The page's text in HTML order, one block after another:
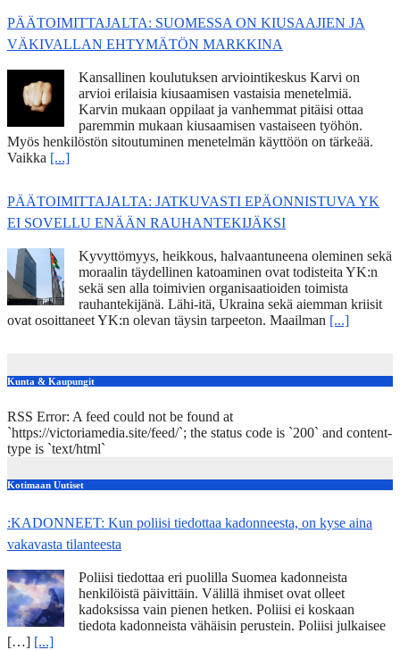
PÄÄTOIMITTAJALTA: SUOMESSA ON KIUSAAJIEN JA
VÄKIVALLAN EHTYMÄTÖN MARKKINA
Kansallinen koulutuksen arviointikeskus Karvi on
arvioi erilaisia kiusaamisen vastaisia menetelmiä.
Karvin mukaan oppilaat ja vanhemmat pitäisi ottaa
paremmin mukaan kiusaamisen vastaiseen työhön.
Myös henkilöstön sitoutuminen menetelmän käyttöön on tärkeää.
Vaikka [...]
PÄÄTOIMITTAJALTA: JATKUVASTI EPÄONNISTUVA YK
EI SOVELLU ENÄÄN RAUHANTEKIJÄKSI
Kyvyttömyys, heikkous, halvaantuneena oleminen sekä
moraalin täydellinen katoaminen ovat todisteita YK:n
sekä sen alla toimivien organisaatioiden toimista
rauhantekijänä. Lähi-itä, Ukraina sekä aiemman kriisit
ovat osoittaneet YK:n olevan täysin tarpeeton. Maailman [...]
Kunta & Kaupungit
RSS Error: A feed could not be found at
`https://victoriamedia.site/feed/`; the status code is `200` and content-
type is `text/html`
Kotimaan Uutiset
:KADONNEET: Kun poliisi tiedottaa kadonneesta, on kyse aina
vakavasta tilanteesta
Poliisi tiedottaa eri puolilla Suomea kadonneista
henkilöistä päivittäin. Välillä ihmiset ovat olleet
kadoksissa vain pienen hetken. Poliisi ei koskaan
tiedota kadonneista vähäisin perustein. Poliisi julkaisee
[…] [...]